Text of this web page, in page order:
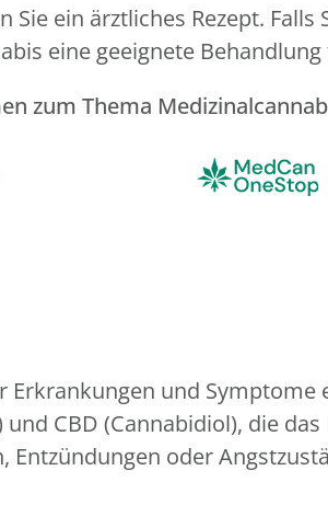
ein ärztliches Rezept. Falls
eine geeignete
zum Thema
und
CBD (Cannabidiol), die
oder